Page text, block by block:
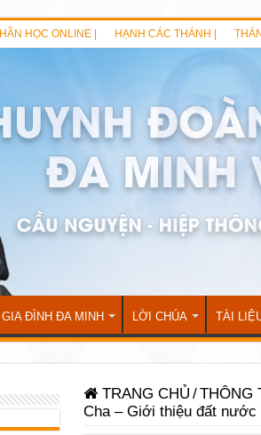
HỌC ONLINE | HẠNH CÁC THÁNH |
GIA ĐÌNH ĐA MINH LỜI CHÚA TÀI
TRANG CHỦ /THÔNG
Cha – Giới thiệu đất nước